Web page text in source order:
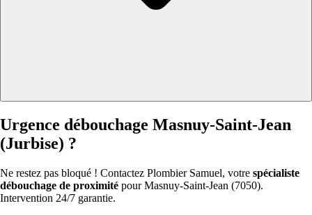
Urgence débouchage Masnuy-Saint-Jean
(Jurbise) ?
Ne restez pas bloqué ! Contactez Plombier Samuel, votre spécialiste
débouchage de proximité pour Masnuy-Saint-Jean (7050).
Intervention 24/7 garantie.